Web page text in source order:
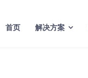
首页 解决方案